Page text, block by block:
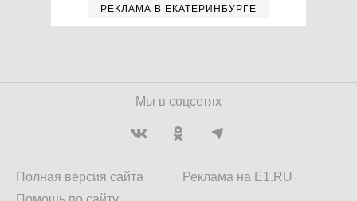
РЕКЛАМА В ЕКАТЕРИНБУРГЕ
Мы в соцсетях
Полная версия сайта
Реклама на E1.RU